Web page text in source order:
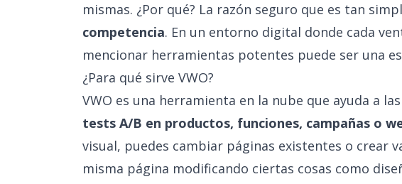
mismas. ¿Por qué? La razón seguro que es tan
competencia. En un entorno digital donde cada
mencionar herramientas potentes puede ser una
¿Para qué sirve VWO?
VWO es una herramienta en la nube que ayuda a
tests A/B en productos, funciones, campañas o
visual, puedes cambiar páginas existentes o crear
misma página modificando ciertas cosas como